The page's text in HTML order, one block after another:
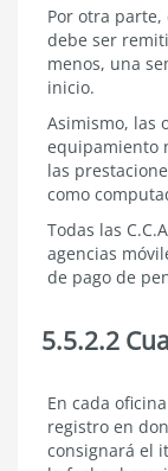
Por otra
debe ser
menos, una
inicio.
Asimismo, las
equipamiento
las
como
Todas las
agencias
de pago de
5.5.2.2
5.5.2.2
Cuaderno
bitácora
En cada
registro en
consignará el